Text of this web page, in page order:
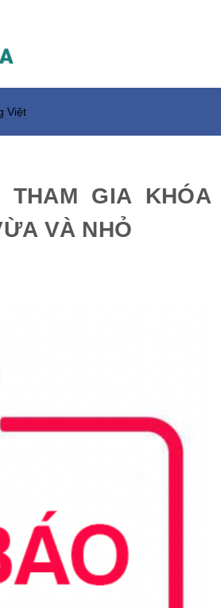
Việt
THAM GIA KHÓA
VÀ NHỎ